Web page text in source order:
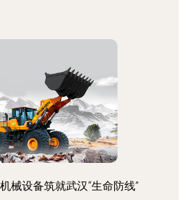
械设备筑就武汉“生命防线”